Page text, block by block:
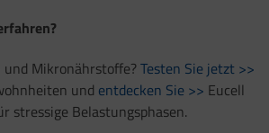
Mikronährstoffe?Testen Sie jetzt >>
und entdecken Sie >> Eucell
stressige Belastungsphasen.